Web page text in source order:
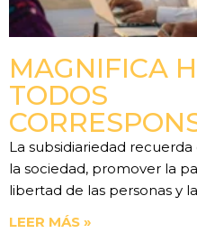
MAGNIFICA
TODOS
La subsidiariedad
la sociedad, promover la
libertad de las personas y
LEER MÁS »